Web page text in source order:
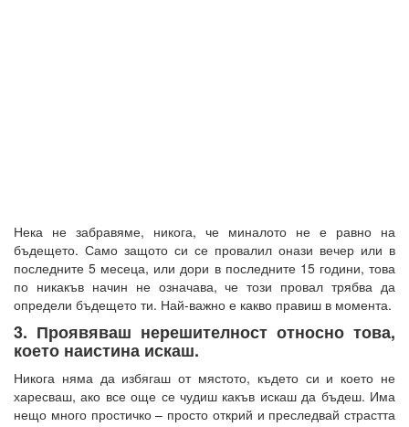
Нека не забравяме, никога, че миналото не е равно на
бъдещето. Само защото си се провалил онази вечер или в
последните 5 месеца, или дори в последните 15 години, това
по никакъв начин не означава, че този провал трябва да
определи бъдещето ти. Най-важно е какво правиш в момента.
3. Проявяваш нерешителност относно това,
което наистина искаш.
Никога няма да избягаш от мястото, където си и което не
харесваш, ако все още се чудиш какъв искаш да бъдеш. Има
нещо много простичко – просто открий и преследвай страстта